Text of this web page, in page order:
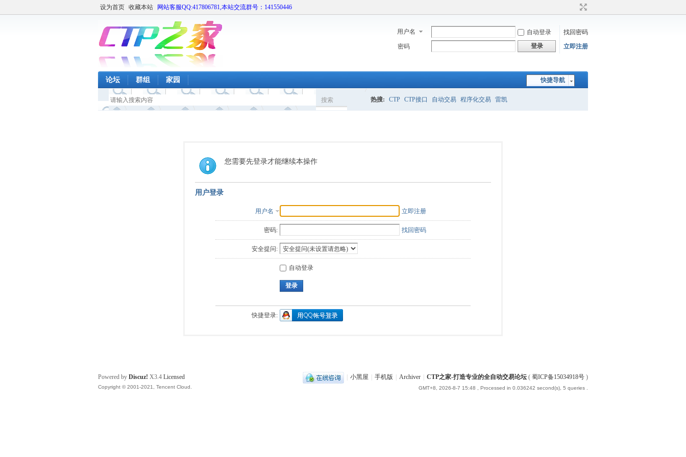
设为首页 收藏本站 网站客服QQ:417806781,本站交流群号：141550446
用户名 自动登录
找回密码
密码
登录 立即注册
快捷导航
论坛 群组 家园
搜索 热搜: CTP CTP接口 自动交易 程序化交易 雷凯
您需要先登录才能继续本操作
用户登录
用户名 立即注册
密码: 找回密码
安全提问:
自动登录
登录
快捷登录:
小黑屋 手机版 Archiver CTP之家-打造专业的全自动交易论坛 ( 蜀ICP备15034918号 )
GMT+8, 2026-8-7 15:48 , Processed in 0.036242 second(s), 5 queries .
Powered by Discuz! X3.4 Licensed
Copyright © 2001-2021, Tencent Cloud.